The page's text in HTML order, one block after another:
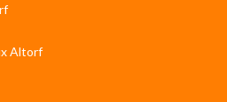
Altorf